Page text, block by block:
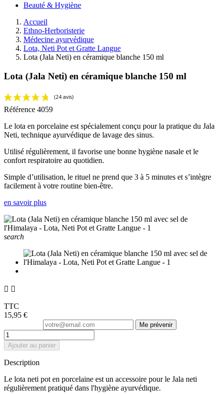
Beauté & Hygiène
Accueil
Ethno-Herboristerie
Médecine ayurvédique
Lota, Neti Pot et Gratte Langue
Lota (Jala Neti) en céramique blanche 150 ml
Lota (Jala Neti) en céramique blanche 150 ml
Référence 4059
Le lota en porcelaine est spécialement conçu pour la pratique du Jala
Neti, technique ayurvédique de lavage des sinus.
Utilisé régulièrement, il favorise une bonne hygiène nasale et le
confort respiratoire au quotidien.
Simple d’utilisation, le rituel ne prend que 3 à 5 minutes et s’intègre
facilement à votre routine bien-être.
en savoir plus
search
 
TTC
15,95 €
Me prévenir
Ajouter au panier
Description
Le lota neti pot en porcelaine est un accessoire pour le Jala neti
régulièrement pratiqué dans l'hygiène ayurvédique.